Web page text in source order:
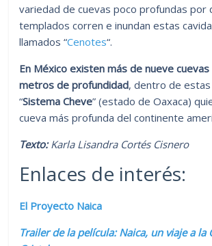
variedad de cuevas poco profundas por
templados corren e inundan estas
llamados “Cenotes“.
En México existen más de nueve
metros de profundidad, dentro de
“Sistema Cheve” (estado de Oaxaca)
cueva más profunda del continente
Texto:Karla Lisandra Cortés Cisnero
Enlaces de interés:
El Proyecto Naica
Trailer de la película: Naica, un viaje a la